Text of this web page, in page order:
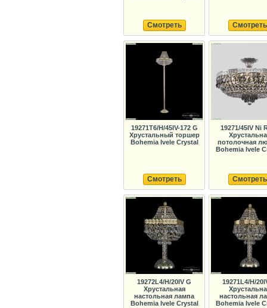
Смотреть Смотреть
19271T6/H/45IV-172 G
Хрустальный торшер
Bohemia Ivele Crystal
Смотреть
19271/45IV Ni
потолочная
Bohemia Ivele
Смотреть
19272L4/H/20IV G
Хрустальная
настольная лампа
Bohemia Ivele Crystal
19271L4/H/
настольная
Bohemia Ivele